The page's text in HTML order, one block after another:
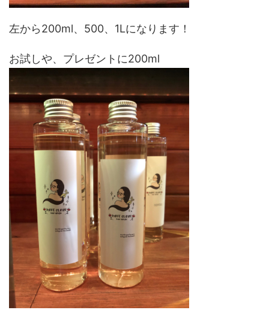
左から200ml、500、1Lになります！
お試しや、プレゼントに200ml